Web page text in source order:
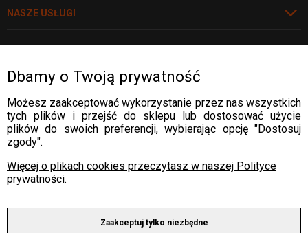
NASZE USŁUGI
WARTO WIEDZIEĆ
WARTO WIEDZIEĆ
WARTO WIEDZIEĆ
Rozwiń
Dbamy o Twoją prywatność
Możesz zaakceptować wykorzystanie przez nas wszystkich
tych plików i przejść do sklepu lub dostosować użycie
plików do swoich preferencji, wybierając opcję "Dostosuj
zgody".
Więcej o plikach cookies przeczytasz w naszej Polityce
prywatności.
Zaakceptuj tylko niezbędne